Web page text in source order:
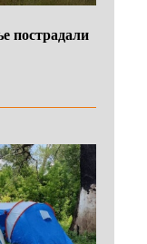
пострадали